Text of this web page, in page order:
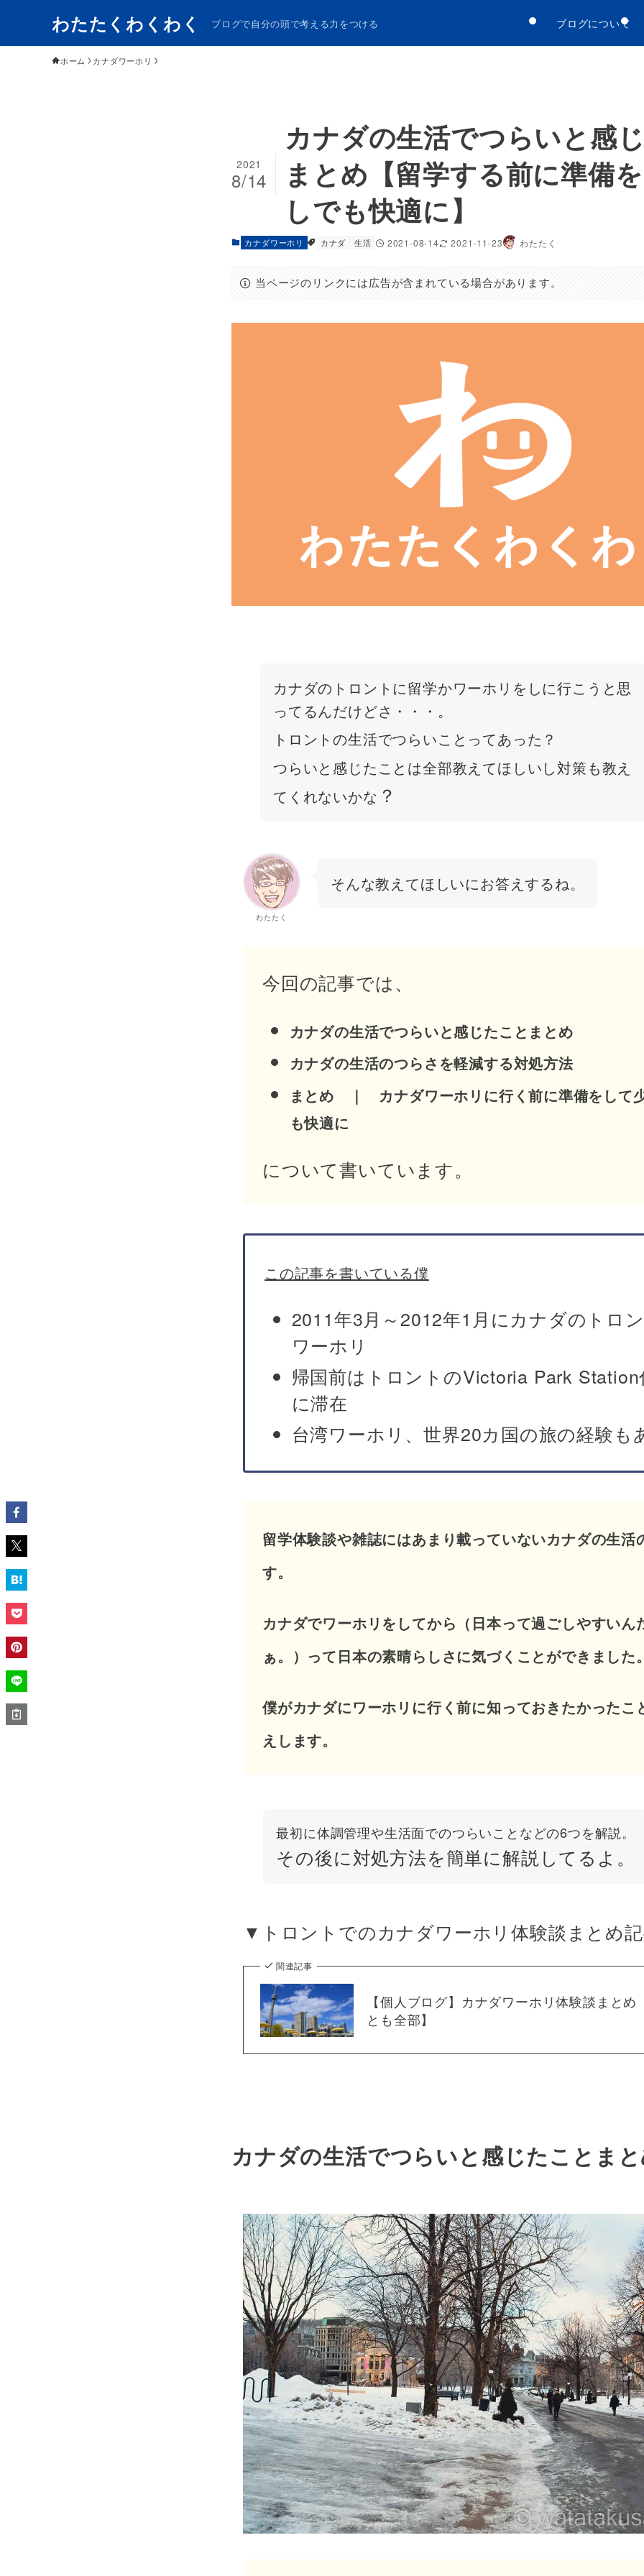
わたたくわくわく ブログで自分の頭で考える力をつける ブログについて
ホーム カナダワーホリ
カナダの生活でつらいと感
まとめ【留学する前に準備
しでも快適に】
2021
8/14
カナダワーホリ カナダ 生活 2021-08-14 2021-11-23 わたたく
当ページのリンクには広告が含まれている場合があります。
カナダのトロントに留学かワーホリをしに行こうと思
ってるんだけどさ・・・。
トロントの生活でつらいことってあった？
つらいと感じたことは全部教えてほしいし対策も教え
てくれないかな ？
わたたく
そんな教えてほしいにお答えするね。
今回の記事では、
カナダの生活でつらいと感じたことまとめ
カナダの生活のつらさを軽減する対処方法
まとめ ｜ カナダワーホリに行く前に準備をして
も快適に
について書いています。
この記事を書いている僕
2011年3月～2012年1月にカナダのトロ
ワーホリ
帰国前はトロントのVictoria Park Station
に滞在
台湾ワーホリ、世界20カ国の旅の経験も
留学体験談や雑誌にはあまり載っていないカナダの生活
す。
カナダでワーホリをしてから（日本って過ごしやすいん
ぁ。）って日本の素晴らしさに気づくことができました
僕がカナダにワーホリに行く前に知っておきたかったこ
えします。
最初に体調管理や生活面でのつらいことなどの6つを解説。
その後に対処方法を簡単に解説してるよ。
▼トロントでのカナダワーホリ体験談まとめ
関連記事
【個人ブログ】カナダワーホリ体験談まとめ
とも全部】
カナダの生活でつらいと感じたことま